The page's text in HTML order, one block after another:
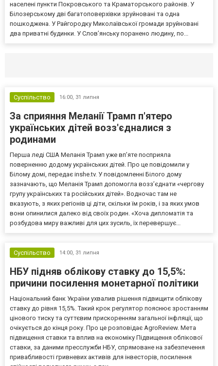
населені пункти Покровського та Краматорського районів. У
Білозерському дві багатоповерхівки зруйновані та одна
пошкоджена. У Райгородку Миколаївської громади зруйновані
два приватні будинки. У Слов’янську поранено людину, по...
Суспільство 16:00, 31 липня
За сприяння Меланії Трамп п'ятеро
українських дітей возз'єдналися з
родинами
Перша леді США Меланія Трамп уже впʼяте посприяла
поверненню додому українських дітей. Про це повідомили у
Білому домі, передає inshe.tv. У повідомленні Білого дому
зазначають, що Меланія Трамп допомогла возз’єднати «чергову
групу українських та російських дітей». Водночас там не
вказують, з яких регіонів ці діти, скільки їм років, і за яких умов
вони опинилися далеко від своїх родин. «Хоча дипломатія та
розбудова миру важливі для цих зусиль, їх перевершує...
Суспільство 14:00, 31 липня
НБУ підняв облікову ставку до 15,5%:
причини посилення монетарної політики
Національний банк України ухвалив рішення підвищити облікову
ставку до рівня 15,5%. Такий крок регулятор пояснює зростанням
цінового тиску та суттєвим прискоренням загальної інфляції, що
очікується до кінця року. Про це розповідає AgroReview. Мета
підвищення ставки та вплив на економіку Підвищення облікової
ставки, за даними пресслужби НБУ, спрямоване на забезпечення
привабливості гривневих активів для інвесторів, посилення